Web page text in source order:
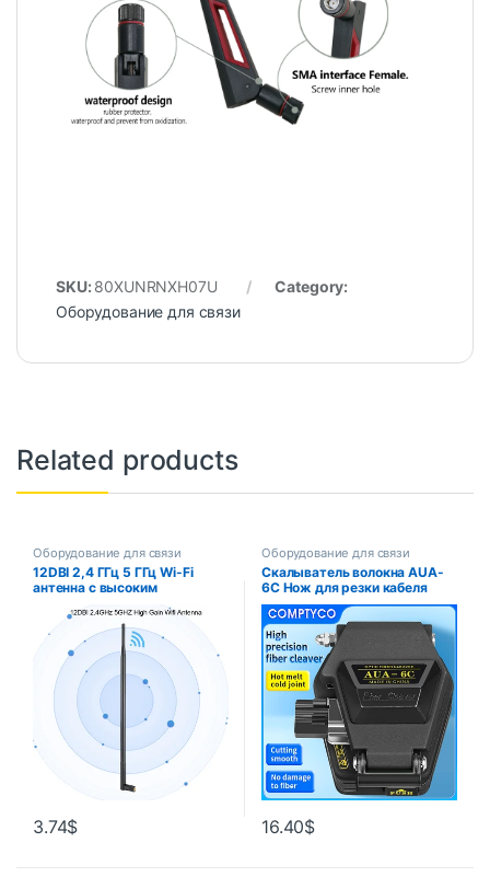
SKU: 80XUNRNXH07U
Category:
Оборудование для связи
Related products
Оборудование для связи
12DBI 2,4 ГГц 5 ГГц Wi-Fi
антенна с высоким
коэффициентом усиления
RPSMA двухдиапазонная
беспроводная Wi-Fi антенна
3.74$
Оборудование для связи
Скалыватель волокна AUA-
6C Нож для резки кабеля
FTTT Нож для оптоволокна
Инструменты для резки
Высокоточный скалыватель
16-точечное лезвие
16.40$